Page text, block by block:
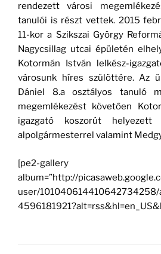
rendezett városi
tanulói is részt vettek. 2015
11-kor a Szikszai György
Nagycsillag utcai épületén
Kotormán István lelkész-
városunk híres szülöttére. Az
Dániel 8.a osztályos tanuló
megemlékezést követően
igazgató koszorút
alpolgármesterrel valamint
[pe2-gallery
album=”http://
user/